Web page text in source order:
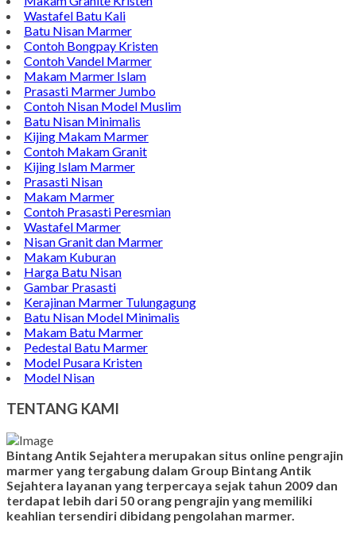
Wastafel Batu Kali
Batu Nisan Marmer
Contoh Bongpay Kristen
Contoh Vandel Marmer
Makam Marmer Islam
Prasasti Marmer Jumbo
Contoh Nisan Model Muslim
Batu Nisan Minimalis
Kijing Makam Marmer
Contoh Makam Granit
Kijing Islam Marmer
Prasasti Nisan
Makam Marmer
Contoh Prasasti Peresmian
Wastafel Marmer
Nisan Granit dan Marmer
Makam Kuburan
Harga Batu Nisan
Gambar Prasasti
Kerajinan Marmer Tulungagung
Batu Nisan Model Minimalis
Makam Batu Marmer
Pedestal Batu Marmer
Model Pusara Kristen
Model Nisan
TENTANG KAMI
Bintang Antik Sejahtera merupakan situs online pengrajin
marmer yang tergabung dalam Group Bintang Antik
Sejahtera layanan yang terpercaya sejak tahun 2009 dan
terdapat lebih dari 50 orang pengrajin yang memiliki
keahlian tersendiri dibidang pengolahan marmer.